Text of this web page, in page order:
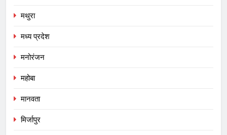
मथुरा
मध्य प्रदेश
मनोरंजन
महोबा
मानवता
मिर्जापुर